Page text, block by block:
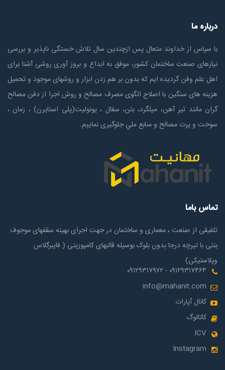
درباره ما
با سپاس از خداوند متعال پس ازچندين سال تلاش خستگی ناپذير و بررسی
نیازهای صنعت ساختمان كشور، موفق به ابداع و بروز آوری روشی آشنا برای
اهل علم وفن گردیده ایم که بدون بر هم زدن ابزار و روشهای موجود و تحمیل
هزینه های سنگین با اصلاح الگوی مصرف مصالح و روش اجرا از دفن مصالح
گران مانند تیر آهن، میلگرد، بتن، سفال ، یونولیت(پلی استايرن) ، زمان ،
سوخت و پرت مصالح و منابع ملي جلوگیری نماییم.
تماس باما
تلفیقی از صنعت ، معماری و ساختمان در جهت اجرای بهینه سقفهای موجوف
بتنی با تیرچه درجا بدون بلوک بوسیله قالبهای کامپوزیتی ( فایبرگلاس
وپلاستیکی)
۰۹۱۲۹۳۱۷۴۶۴ - ۰۹۱۲۹۳۱۷۹۷۲
info@mahanit.com
کانال آپارات
کاتالوگ
ICV
Instagram